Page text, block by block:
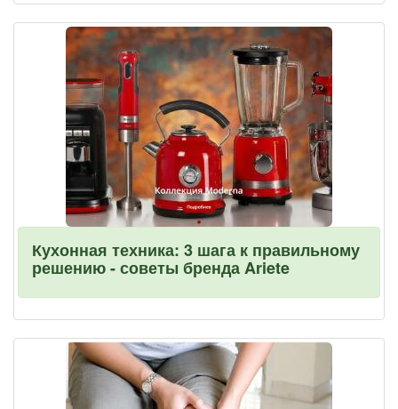
Кухонная техника: 3 шага к правильному
решению - советы бренда Ariete